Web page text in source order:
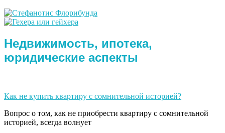
Недвижимость, ипотека,
юридические аспекты
Как не купить квартиру с сомнительной историей?
Вопрос о том, как не приобрести квартиру с сомнительной
историей, всегда волнует